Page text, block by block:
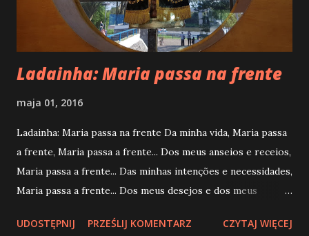
Ladainha: Maria passa na frente
maja 01, 2016
Ladainha: Maria passa na frente Da minha vida, Maria passa
a frente, Maria passa a frente... Dos meus anseios e receios,
Maria passa a frente... Das minhas intenções e necessidades,
Maria passa a frente... Dos meus desejos e dos meus
e das minhas vontades, Maria passa a frente... Das minhas
UDOSTĘPNIJ PRZEŚLIJ KOMENTARZ CZYTAJ WIĘCEJ